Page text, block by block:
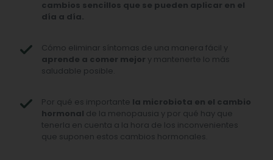
cambios sencillos que se pueden aplicar en el
día a día.
Cómo eliminar síntomas de una manera fácil y
aprende a comer mejor y mantenerte lo más
saludable posible.
Por qué es importante la microbiota en el cambio
hormonal de la menopausia y por qué hay que
tenerla en cuenta a la hora de los inconvenientes
que suponen estos cambios hormonales.